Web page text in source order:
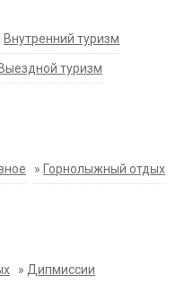
Внутренний туризм
Выездной туризм
» Горнолыжный отдых
» Дипмиссии